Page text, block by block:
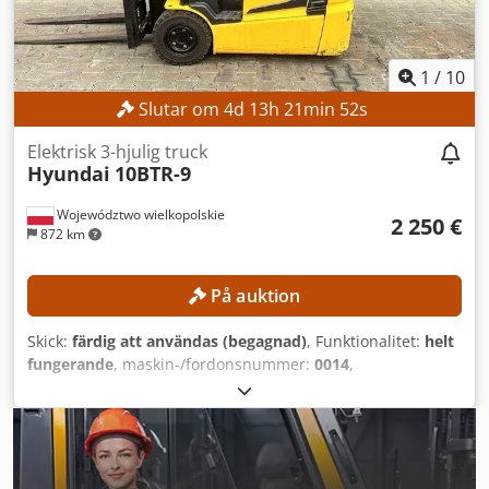
1 / 10
Slutar om 4d 13h 21min 50s
Województwo wielkopolskie
872 km
Elektrisk 3-hjulig truck
Hyundai 10BTR-9
2 250 €
På auktion
Skick: färdig att användas (begagnad), Funktionalitet: helt
fungerande, maskin-/fordonsnummer: 0014,
, drifttimmar:
1 000 kg, lyfthöjd:4 735 mm, fri lyfthöjd:1 614 mm,
bränsletyp:elektrisk , masttyp: triplex, Ingen lägsta pris –
garanterad försäljning till högsta bud! TEKNISKA DETALJER
Lyftkapacitet: 1 000 kg Lyfthöjd: 4 735 mm Fri lyfthöjd: 1